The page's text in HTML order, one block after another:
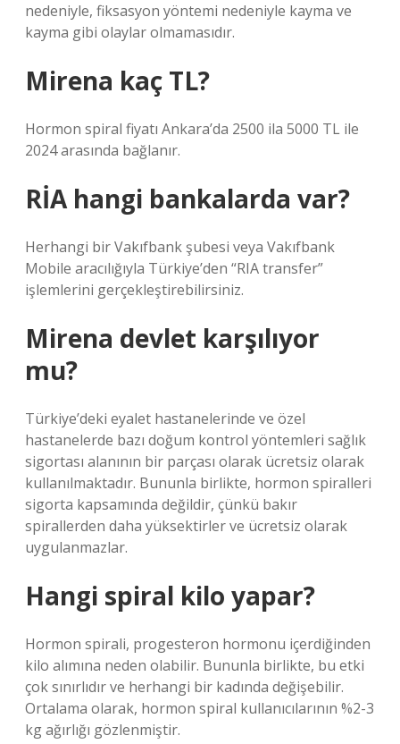
nedeniyle, fiksasyon yöntemi nedeniyle kayma ve
kayma gibi olaylar olmamasıdır.
Mirena kaç TL?
Hormon spiral fiyatı Ankara’da 2500 ila 5000 TL ile
2024 arasında bağlanır.
RİA hangi bankalarda var?
Herhangi bir Vakıfbank şubesi veya Vakıfbank
Mobile aracılığıyla Türkiye’den “RIA transfer”
işlemlerini gerçekleştirebilirsiniz.
Mirena devlet karşılıyor
mu?
Türkiye’deki eyalet hastanelerinde ve özel
hastanelerde bazı doğum kontrol yöntemleri sağlık
sigortası alanının bir parçası olarak ücretsiz olarak
kullanılmaktadır. Bununla birlikte, hormon spiralleri
sigorta kapsamında değildir, çünkü bakır
spirallerden daha yüksektirler ve ücretsiz olarak
uygulanmazlar.
Hangi spiral kilo yapar?
Hormon spirali, progesteron hormonu içerdiğinden
kilo alımına neden olabilir. Bununla birlikte, bu etki
çok sınırlıdır ve herhangi bir kadında değişebilir.
Ortalama olarak, hormon spiral kullanıcılarının %2-3
kg ağırlığı gözlenmiştir.